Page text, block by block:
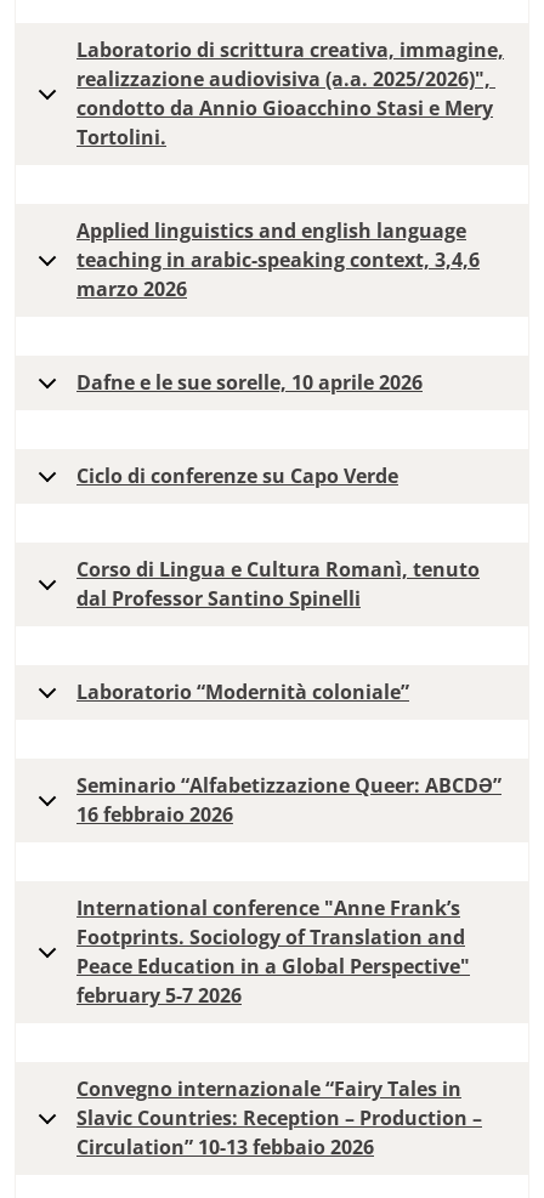
Laboratorio di scrittura creativa, immagine,
realizzazione audiovisiva (a.a. 2025/2026)",
condotto da Annio Gioacchino Stasi e Mery
Tortolini.
Applied linguistics and english language
teaching in arabic-speaking context, 3,4,6
marzo 2026
Dafne e le sue sorelle, 10 aprile 2026
Ciclo di conferenze su Capo Verde
Corso di Lingua e Cultura Romanì, tenuto
dal Professor Santino Spinelli
Laboratorio “Modernità coloniale”
Seminario “Alfabetizzazione Queer: ABCDƏ”
16 febbraio 2026
International conference "Anne Frank’s
Footprints. Sociology of Translation and
Peace Education in a Global Perspective"
february 5-7 2026
Convegno internazionale “Fairy Tales in
Slavic Countries: Reception – Production –
Circulation” 10-13 febbaio 2026